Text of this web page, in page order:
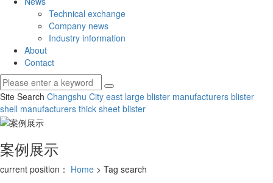
Technical exchange
Company news
Industry information
About
Contact
Site Search Changshu City east large blister manufacturers blister
shell manufacturers thick sheet blister
案例展示
current position： Home > Tag search